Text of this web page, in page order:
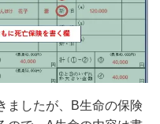
したが、B生命の保険